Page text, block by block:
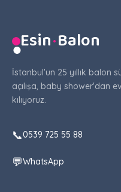
●Esin·Balon
İstanbul'un 25 yıllık balon
açılışa, baby shower'dan
kılıyoruz.
📞0539 725 55 88
💬WhatsApp